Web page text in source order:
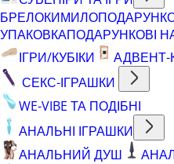
БРЕЛОКИМИЛО
УПАКОВКАПОДАРУНКОВІ
ІГРИ/КУБІКИ
АДВЕНТ-
СЕКС-ІГРАШКИ
WE-VIBE ТА ПОДІБНІ
АНАЛЬНІ ІГРАШКИ
АНАЛЬНИЙ ДУШ